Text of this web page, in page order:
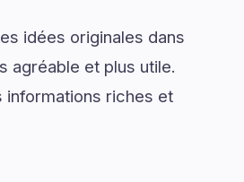
idées originales dans
agréable et plus utile.
riches et